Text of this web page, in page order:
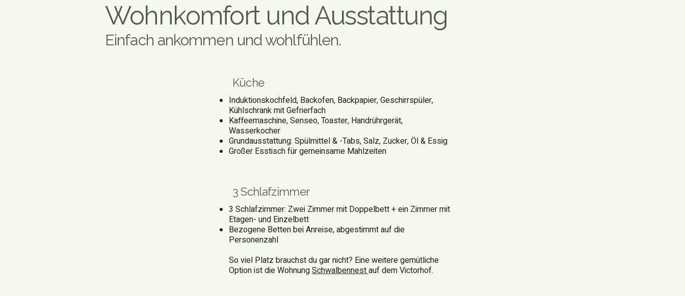
Wohnkomfort und Ausstattung
Einfach ankommen und wohlfühlen.
Küche
Induktionskochfeld, Backofen, Backpapier, Geschirrspüler,
Kühlschrank mit Gefrierfach
Kaffeemaschine, Senseo, Toaster, Handrührgerät,
Wasserkocher
Grundausstattung: Spülmittel & -Tabs, Salz, Zucker, Öl & Essig
Großer Esstisch für gemeinsame Mahlzeiten
3 Schlafzimmer
3 Schlafzimmer: Zwei Zimmer mit Doppelbett + ein Zimmer mit
Etagen- und Einzelbett
Bezogene Betten bei Anreise, abgestimmt auf die
Personenzahl
So viel Platz brauchst du gar nicht? Eine weitere gemütliche
Option ist die WohnungSchwalbennestauf dem Victorhof.